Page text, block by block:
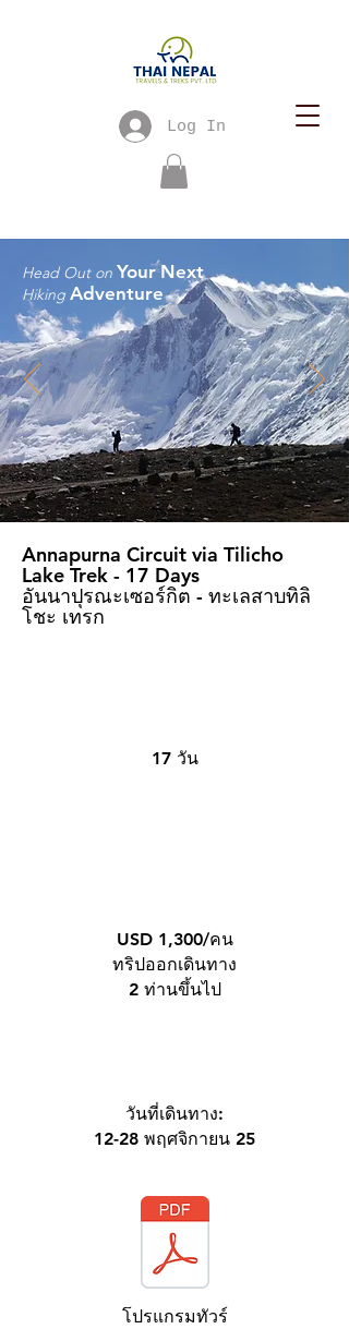
Log In
Head Out on Your Next
Hiking Adventure
Annapurna Circuit via Tilicho
Lake Trek - 17 Days
อันนาปุรณะเซอร์กิต - ทะเลสาบทิลิ
โชะ เทรก
17 วัน
USD 1,300/คน
ทริปออกเดินทาง
2 ท่านขึ้นไป
วันที่เดินทาง:
12-28 พฤศจิกายน 25
โปรแกรมทัวร์